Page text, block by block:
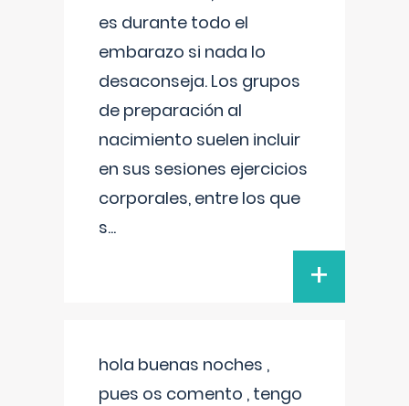
es durante todo el
embarazo si nada lo
desaconseja. Los grupos
de preparación al
nacimiento suelen incluir
en sus sesiones ejercicios
corporales, entre los que
s...
+
hola buenas noches ,
pues os comento , tengo